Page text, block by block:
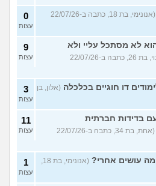
(אנונימי, בת 18, כתבה ב-22/07/26
0
עצות
לא מסתכל עליי ולא
(כינוי, בת 26, כתבה ב-22/07/26
9
עצות
דו חוגיים בכלכלה (אלון, בן
3
עצות
בדידות חברתית
(אחת, בת 34, כתבה ב-22/07/26
11
עצות
מה עושים אחרי?
(אנונימי, בת 18,
1
עצות